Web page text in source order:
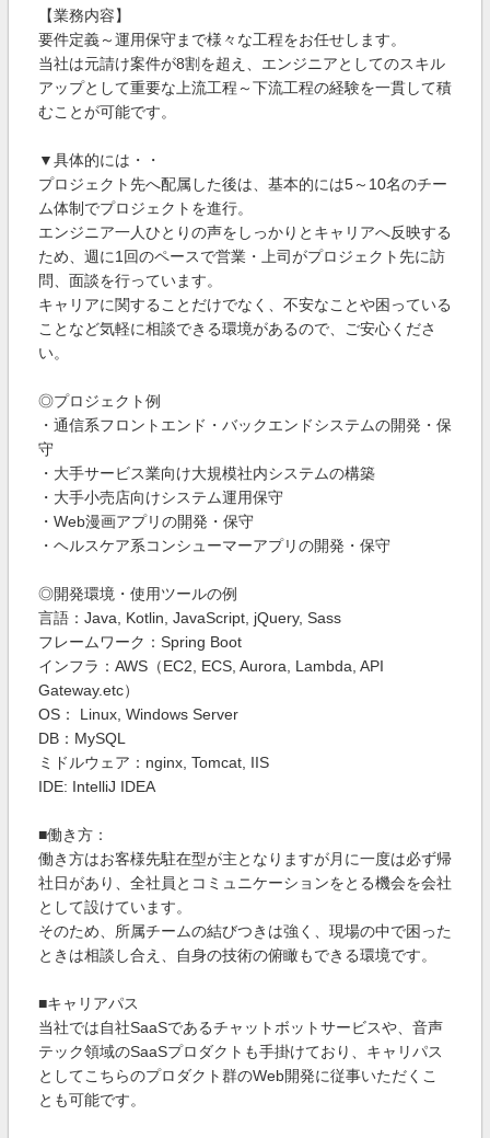
【業務内容】
要件定義～運用保守まで様々な工程をお任せします。
当社は元請け案件が8割を超え、エンジニアとしてのスキル
アップとして重要な上流工程～下流工程の経験を一貫して積
むことが可能です。
▼具体的には・・
プロジェクト先へ配属した後は、基本的には5～10名のチー
ム体制でプロジェクトを進行。
エンジニア一人ひとりの声をしっかりとキャリアへ反映する
ため、週に1回のペースで営業・上司がプロジェクト先に訪
問、面談を行っています。
キャリアに関することだけでなく、不安なことや困っている
ことなど気軽に相談できる環境があるので、ご安心くださ
い。
◎プロジェクト例
・通信系フロントエンド・バックエンドシステムの開発・保
守
・大手サービス業向け大規模社内システムの構築
・大手小売店向けシステム運用保守
・Web漫画アプリの開発・保守
・ヘルスケア系コンシューマーアプリの開発・保守
◎開発環境・使用ツールの例
言語：Java, Kotlin, JavaScript, jQuery, Sass
フレームワーク：Spring Boot
インフラ：AWS（EC2, ECS, Aurora, Lambda, API
Gateway.etc）
OS： Linux, Windows Server
DB：MySQL
ミドルウェア：nginx, Tomcat, IIS
IDE: IntelliJ IDEA
■働き方：
働き方はお客様先駐在型が主となりますが月に一度は必ず帰
社日があり、全社員とコミュニケーションをとる機会を会社
として設けています。
そのため、所属チームの結びつきは強く、現場の中で困った
ときは相談し合え、自身の技術の俯瞰もできる環境です。
■キャリアパス
当社では自社SaaSであるチャットボットサービスや、音声
テック領域のSaaSプロダクトも手掛けており、キャリパス
としてこちらのプロダクト群のWeb開発に従事いただくこ
とも可能です。